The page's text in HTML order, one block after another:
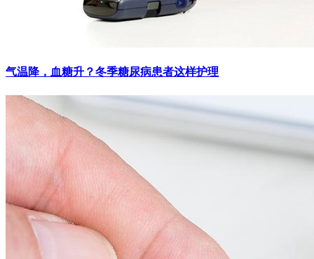
气温降，血糖升？冬季糖尿病患者这样护理